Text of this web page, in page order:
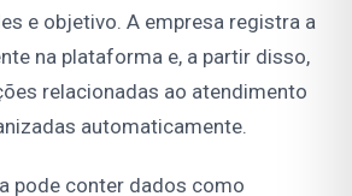
e objetivo. A empresa registra a
na plataforma e, a partir disso,
relacionadas ao atendimento
automaticamente.
pode conter dados como